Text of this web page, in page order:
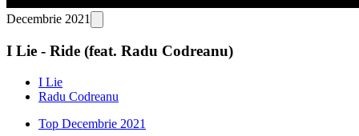
Decembrie 2021
I Lie - Ride (feat. Radu Codreanu)
I Lie
Radu Codreanu
Top Decembrie 2021